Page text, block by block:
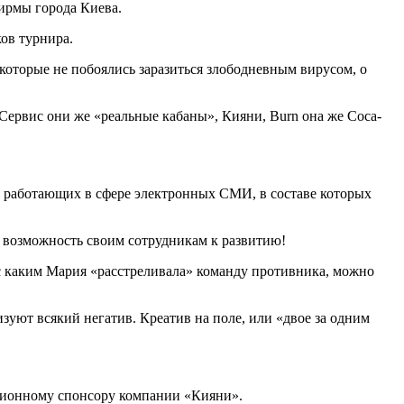
города Киева.
турнира.
не побоялись заразиться злободневным вирусом, о
они же «реальные кабаны», Кияни, Burn она же Coca-
работающих в сфере электронных СМИ, в составе которых
своим сотрудникам к развитию!
Мария «расстреливала» команду противника, можно
всякий негатив. Креатив на поле, или «двое за одним
спонсору компании «Кияни».